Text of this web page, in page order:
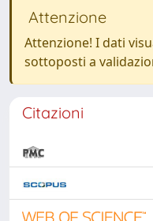
Attenzione
Attenzione! I dati
sottoposti a
Citazioni